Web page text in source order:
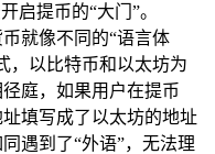
启提币的“大门”。
就像不同的“语言体
，以比特币和以太坊为
庭，如果用户在提币
填写成了以太坊的地址
遇到了“外语”，无法理